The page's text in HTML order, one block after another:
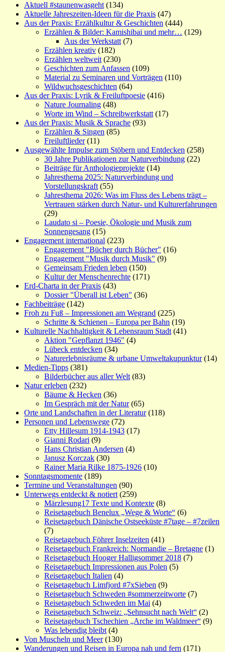
Aktuell #staunenwasgeht(134)
Aktuelle Jahreszeiten-Ideen für die Praxis (47)
Aus der Praxis: Erzählkultur & Geschichten (444)
Erzählen & Bilder: Kamishibai und mehr… (129)
Aus der Werkstatt(7)
Erzählen kreativ (182)
Erzählen weltweit(230)
Geschichten zum Anfassen (109)
Material zu Seminaren und Vorträgen (110)
Wildwuchsgeschichten (64)
Aus der Praxis: Lyrik & Freiluftpoesie (416)
Nature Journaling (48)
Worte im Wind – Schreibwerkstatt(17)
Aus der Praxis: Musik & Sprache (93)
Erzählen & Singen (85)
Freiluftlieder(11)
Ausgewählte Impulse zum Stöbern und Entdecken (258)
30 Jahre Publikationen zur Naturverbindung (22)
Beiträge für Anthologieprojekte (14)
Jahresthema 2025: Naturverbindung und
Vorstellungskraft(55)
Jahresthema 2026: Was im Fluss des Lebens trägt –
Vertrauen stärken durch Natur- und Kulturerfahrungen
(29)
Laudato si – Poesie, Ökologie und Musik zum
Sonnengesang (15)
Engagement international (223)
Engagement "Bücher durch Bücher" (16)
Engagement "Musik durch Musik" (9)
Gemeinsam Frieden leben (150)
Kultur der Menschenrechte (171)
Erd-Charta in der Praxis (43)
Dossier "Überall ist Leben" (36)
Fachbeiträge (142)
Froh zu Fuß – Impressionen am Wegrand (225)
Schritte & Schienen – Europa per Bahn (19)
Kulturelle Nachhaltigkeit & Lebensraum Stadt(41)
Aktion "Gepflanzt 1946" (4)
Lübeck entdecken (34)
Naturerlebnisräume & urbane Umweltakupunktur(14)
Medien-Tipps (381)
Bilderbücher aus aller Welt(83)
Natur erleben (232)
Bäume & Hecken (36)
Im Gespräch mit der Natur(65)
Orte und Landschaften in der Literatur(118)
Personen und Lebenswege (72)
Etty Hillesum 1914-1943 (17)
Gianni Rodari (9)
Hans Christian Andersen (4)
Janusz Korczak (30)
Rainer Maria Rilke 1875-1926 (10)
Sonntagsmomente (189)
Termine und Veranstaltungen (90)
Unterwegs entdeckt & notiert(259)
Märzlesung17 Texte und Kontexte (8)
Reisetagebuch Benelux „Wege & Worte“ (6)
Reisetagebuch Dänische Ostseeküste #7tage – #7zeilen
(7)
Reisetagebuch Föhrer Inselzeiten (41)
Reisetagebuch Frankreich: Normandie – Bretagne (1)
Reisetagebuch Hooger Halligsommer 2018 (7)
Reisetagebuch Impressionen aus Polen (5)
Reisetagebuch Italien (4)
Reisetagebuch Limfjord #7xSieben (9)
Reisetagebuch Schweden #sommerzeitworte (7)
Reisetagebuch Schweden im Mai (4)
Reisetagebuch Schweiz: „Sehnsucht nach Welt“ (2)
Reisetagebuch Tschechien „Arche im Waldmeer“ (9)
Was lebendig bleibt(4)
Von Muscheln und Meer(130)
Wanderungen und Reisen in Europa nah und fern (171)